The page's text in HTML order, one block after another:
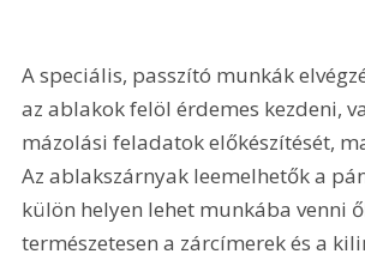
A speciális, passzító munkák
az ablakok felöl érdemes kezdeni,
mázolási feladatok előkészítését,
Az ablakszárnyak leemelhetők a
külön helyen lehet munkába venni
természetesen a zárcímerek és a